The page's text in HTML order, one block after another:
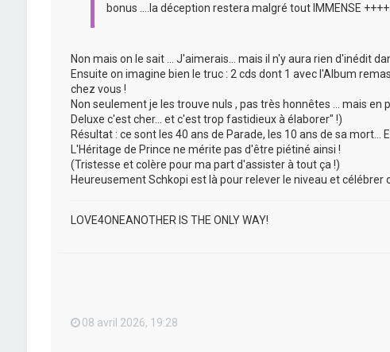
bonus ....la déception restera malgré tout IMMENSE
Non mais on le sait ... J'aimerais... mais il n'y aura rien d'inédit
Ensuite on imagine bien le truc : 2 cds dont 1 avec l'Album
chez vous !
Non seulement je les trouve nuls , pas très honnêtes ... mais
Deluxe c'est cher... et c'est trop fastidieux à élaborer" !)
Résultat : ce sont les 40 ans de Parade, les 10 ans de sa
L'Héritage de Prince ne mérite pas d'être piétiné ainsi !
(Tristesse et colère pour ma part d'assister à tout ça !)
Heureusement Schkopi est là pour relever le niveau et célébrer
LOVE4ONEANOTHER IS THE ONLY WAY!
08 avril 2026, 19:28